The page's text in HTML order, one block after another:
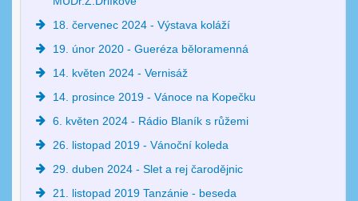
18. červenec 2024 - Výstava koláží
19. únor 2020 - Gueréza běloramenná
14. květen 2024 - Vernisáž
14. prosince 2019 - Vánoce na Kopečku
6. květen 2024 - Rádio Blaník s růžemi
26. listopad 2019 - Vánoční koleda
29. duben 2024 - Slet a rej čarodějnic
21. listopad 2019 Tanzánie - beseda